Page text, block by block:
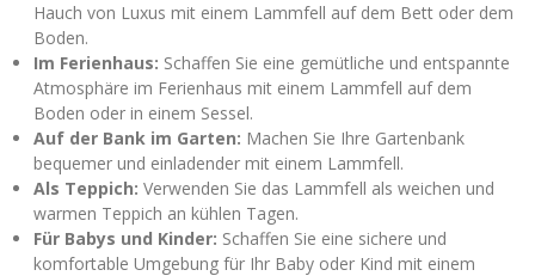
Hauch von Luxus mit einem Lammfell auf dem Bett oder dem
Boden.
Im Ferienhaus: Schaffen Sie eine gemütliche und entspannte
Atmosphäre im Ferienhaus mit einem Lammfell auf dem
Boden oder in einem Sessel.
Auf der Bank im Garten: Machen Sie Ihre Gartenbank
bequemer und einladender mit einem Lammfell.
Als Teppich: Verwenden Sie das Lammfell als weichen und
warmen Teppich an kühlen Tagen.
Für Babys und Kinder: Schaffen Sie eine sichere und
komfortable Umgebung für Ihr Baby oder Kind mit einem